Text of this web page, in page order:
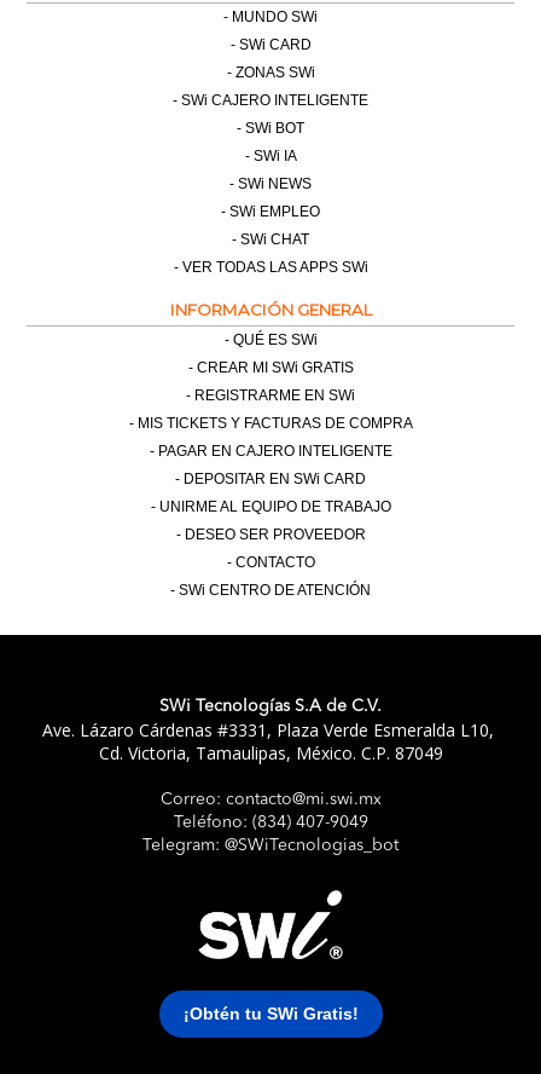
MUNDO SWi
SWi CARD
ZONAS SWi
SWi CAJERO INTELIGENTE
SWi BOT
SWi IA
SWi NEWS
SWi EMPLEO
SWi CHAT
VER TODAS LAS APPS SWi
INFORMACIÓN GENERAL
QUÉ ES SWi
CREAR MI SWi GRATIS
REGISTRARME EN SWi
MIS TICKETS Y FACTURAS DE COMPRA
PAGAR EN CAJERO INTELIGENTE
DEPOSITAR EN SWi CARD
UNIRME AL EQUIPO DE TRABAJO
DESEO SER PROVEEDOR
CONTACTO
SWi CENTRO DE ATENCIÓN
SWi Tecnologías S.A de C.V.
Ave. Lázaro Cárdenas #3331, Plaza Verde Esmeralda L10,
Cd. Victoria, Tamaulipas, México. C.P. 87049
Correo: contacto@mi.swi.mx
Teléfono: (834) 407-9049
Telegram: @SWiTecnologias_bot
¡Obtén tu SWi Gratis!